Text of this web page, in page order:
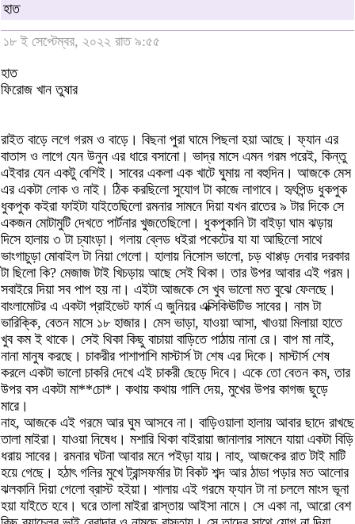
হাত
১৮ ই সেপ্টেম্বর, ২০২২ রাত ৯:৫৫
হাত
ফিরোজ খান তুষার
রাইত বাড়ে লগে গরম ও বাড়ে। বিছনা পুরা ঘামে পিছলা হয়া আছে। ফ্যান এর
বাতাস ও লাগে যেন উনুন এর ধারে বসানো। ভাদ্র মাসে এমন গরম পরেই, কিন্তু
এইবার যেন একটু বেশিই। সাবের একলা এক খাটে ঘুমায় না বহুদিন। আজকে মেস
এর একটা লোক ও নাই। ঠিক করছিলো সুযোগ টা কাজে লাগাবে। হৃৎপিন্ড ধুকপুক
ধুকপুক কইরা ফাইটা যাইতেছিলো রমনার সামনে দিয়া যখন রাতের ৯ টার দিকে সে
একজন মোটামুটি দেখতে পার্টনার খুজতেছিলো। ধুকপুকানি টা বাইড়া ঘাম ঝড়ায়
দিসে হালায় ৩ টা চ্যাংড়া। গলায় ব্লেড ধইরা পকেটের যা যা আছিলো সাথে
ভাংগাচুড়া মোবাইল টা নিয়া গেলো। হালায় নিসোস ভালো, চড় থাপ্পড় দেবার দরকার
টা ছিলো কি? মেজাজ টাই খিচড়ায় আছে সেই থিকা। তার উপর আবার এই গরম।
সবাইরে দিয়া সব পাপ হয় না। এইটা আজকে সে খুব ভালো মত বুঝে ফেলছে।
বাংলামোটর এ একটা প্রাইভেট ফার্ম এ জুনিয়র এক্সিকিঊটিভ সাবের। নাম টা
ভারিক্কি, বেতন মাসে ১৮ হাজার। মেস ভাড়া, যাওয়া আসা, খাওয়া মিলায়া হাতে
খুব কম ই থাকে। সেই থিকা কিছু বাচায়া বাড়িতে পাঠায় নানা রে। বাপ মা নাই,
নানা মানুষ করছে। চাকরীর পাশাপাশি মাস্টার্স টা শেষ এর দিকে। মাস্টার্স শেষ
করলে একটা ভালো চাকরি দেখে এই চাকরী ছেড়ে দিবে। একে তো বেতন কম, তার
উপর বস একটা মা**চো*। কথায় কথায় গালি দেয়, মুখের উপর কাগজ ছুড়ে
মারে।
নাহ, আজকে এই গরমে আর ঘুম আসবে না। বাড়িওয়ালা হালায় আবার ছাদে রাখছে
তালা মাইরা। যাওয়া নিষেধ। মশারি থিকা বাইরায়া জানালার সামনে যায়া একটা বিড়ি
ধরায় সাবের। রমনার ঘটনা আবার মনে পইড়া যায়। নাহ, আজকের রাত টাই মাটি
হয়ে গেছে। হঠাৎ গলির মুখে ট্রান্সফর্মার টা বিকট শব্দ আর ঠাডা পড়ার মত আলোর
ঝলকানি দিয়া গেলো ব্রাস্ট হইয়া। শালায় এই গরমে ফ্যান টা না চললে মাংস ভূনা
হয়া যাইতে হবে। ঘরে তালা মাইরা রাস্তায় আইসা নামে। সে একা না, আরো বেশ